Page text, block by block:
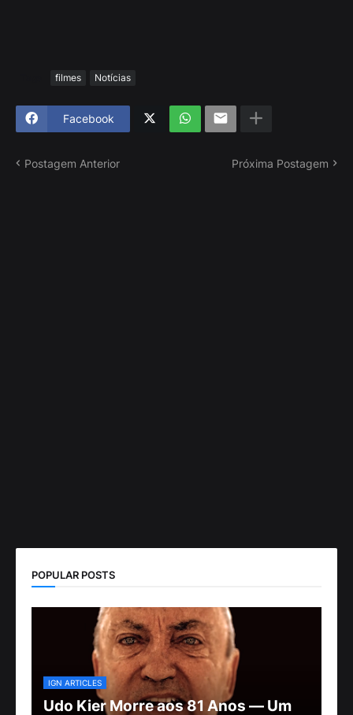
filmes Notícias
Facebook
Postagem Anterior Próxima Postagem
POPULAR POSTS
IGN ARTICLES
Udo Kier Morre aos 81 Anos — Um